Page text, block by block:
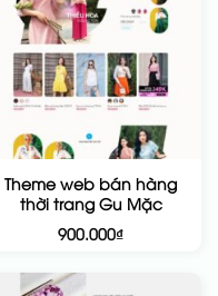
Theme web bán hàng
thời trang Gu Mặc
900.000₫